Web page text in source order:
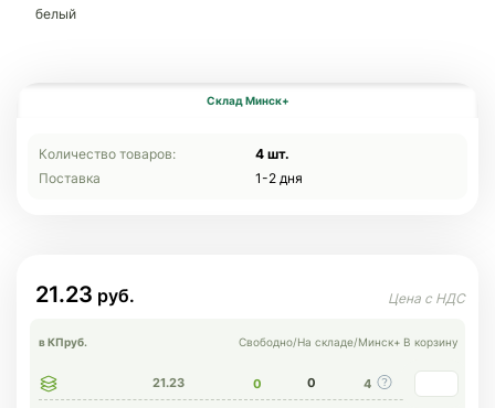
белый
Склад Минск+
Количество товаров:
4 шт.
Поставка
1-2 дня
21.23
в КПруб. Свободно/На складе/Минск+ В корзину
21.23 0 0 4